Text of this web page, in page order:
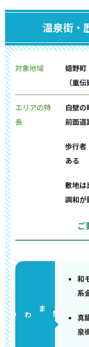
温泉街・
対象地域
嬉野町
（重
エリアの特
長
白壁の
前面道
歩行者
ある
敷地は
調和が
ご
門まわり
和
系
真
泉